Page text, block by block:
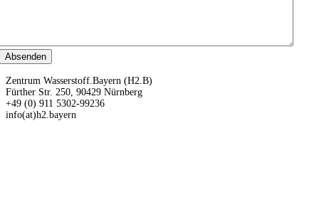
Zentrum Wasserstoff.Bayern (H2.B)
Fürther Str. 250, 90429 Nürnberg
+49 (0) 911 5302-99236
info(at)h2.bayern